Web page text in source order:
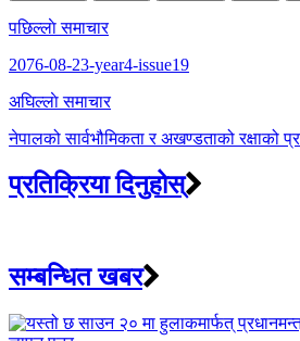
Post
navigation
पछिल्लाे समाचार
2076-08-23-year4-issue19
अघिल्लाे समाचार
नेपालको सार्वभौमिकता र अखण्डताको रक्षाको
प्रतिक्रिया दिनुहोस्
सम्बन्धित खबर